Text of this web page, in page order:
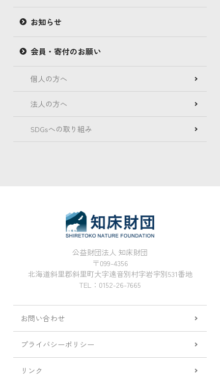
お知らせ
会員・寄付のお願い
個人の方へ
法人の方へ
SDGsへの取り組み
公益財団法人 知床財団
〒099-4356
北海道斜里郡斜里町大字遠音別村字岩宇別531番地
TEL：0152-26-7665
お問い合わせ
プライバシーポリシー
リンク